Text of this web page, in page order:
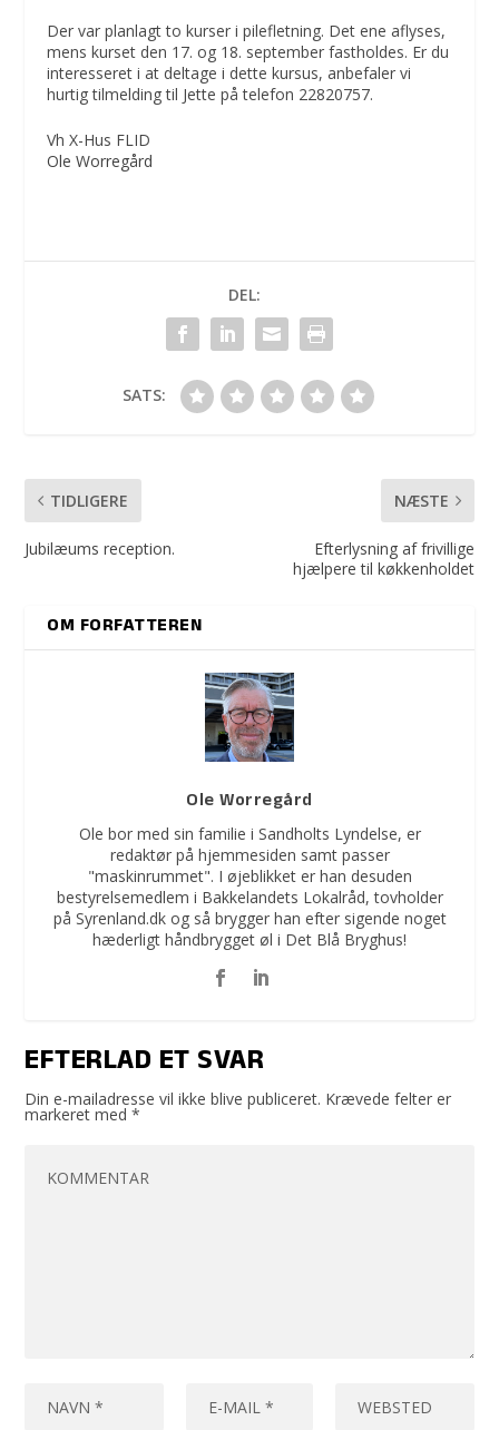
Der var planlagt to kurser i pilefletning. Det ene aflyses,
mens kurset den 17. og 18. september fastholdes. Er du
interesseret i at deltage i dette kursus, anbefaler vi
hurtig tilmelding til Jette på telefon 22820757.
Vh X-Hus FLID
Ole Worregård
DEL:
SATS:
TIDLIGERE
Jubilæums reception.
NÆSTE
Efterlysning af frivillige
hjælpere til køkkenholdet
OM FORFATTEREN
Ole Worregård
Ole bor med sin familie i Sandholts Lyndelse, er
redaktør på hjemmesiden samt passer
"maskinrummet". I øjeblikket er han desuden
bestyrelsemedlem i Bakkelandets Lokalråd, tovholder
på Syrenland.dk og så brygger han efter sigende noget
hæderligt håndbrygget øl i Det Blå Bryghus!
EFTERLAD ET SVAR
Din e-mailadresse vil ikke blive publiceret. Krævede felter er
markeret med*